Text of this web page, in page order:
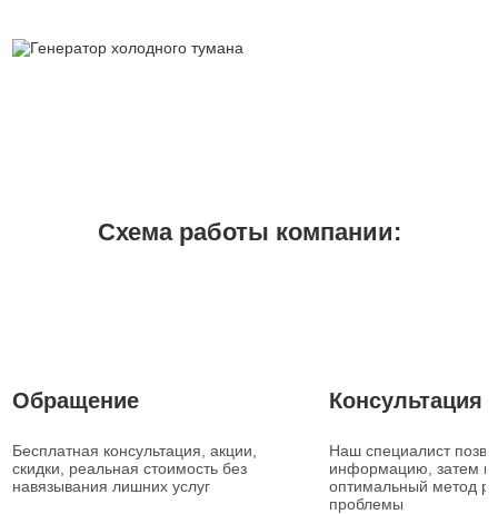
Схема работы компании:
Обращение
Бесплатная консультация, акции,
скидки, реальная стоимость без
навязывания лишних услуг
Консультация
Наш специалист
информацию, затем
оптимальный метод
проблемы